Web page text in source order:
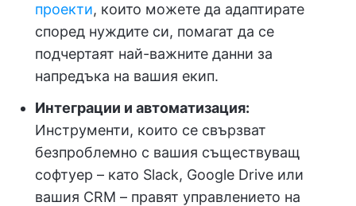
проекти, които можете да адаптирате
според нуждите си, помагат да се
подчертаят най-важните данни за
напредъка на вашия екип.
Интеграции и автоматизация:
Инструменти, които се свързват
безпроблемно с вашия съществуващ
софтуер – като Slack, Google Drive или
вашия CRM – правят управлението на